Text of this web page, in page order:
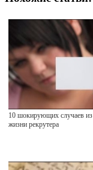
10 шокирующих случаев из
жизни рекрутера